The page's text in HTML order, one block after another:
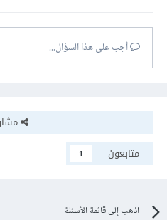
أجب على هذا السؤال...
متابعون
1
اذهب إلى قائمة الأسئلة